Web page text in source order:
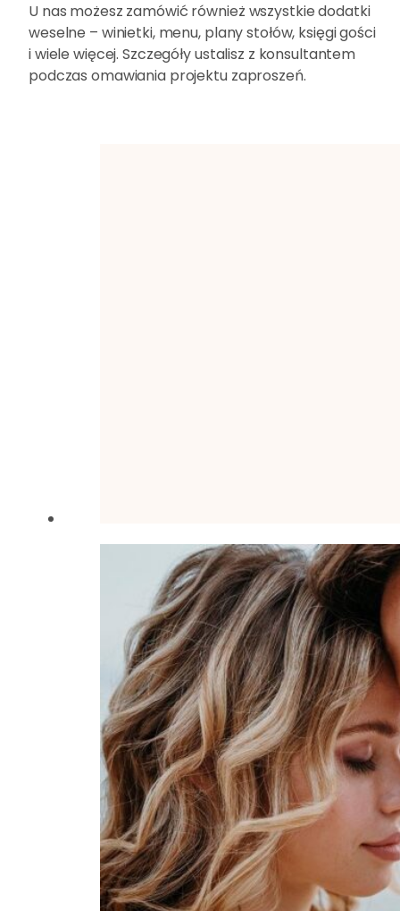
U nas możesz zamówić również wszystkie dodatki
weselne – winietki, menu, plany stołów, księgi gości
i wiele więcej. Szczegóły ustalisz z konsultantem
podczas omawiania projektu zaproszeń.